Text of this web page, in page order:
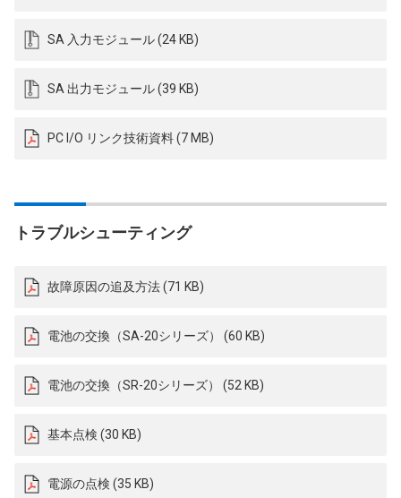
SA 入力モジュール (24 KB)
SA 出力モジュール (39 KB)
PC I/O リンク技術資料 (7 MB)
トラブルシューティング
故障原因の追及方法 (71 KB)
電池の交換（SA-20シリーズ） (60 KB)
電池の交換（SR-20シリーズ） (52 KB)
基本点検 (30 KB)
電源の点検 (35 KB)